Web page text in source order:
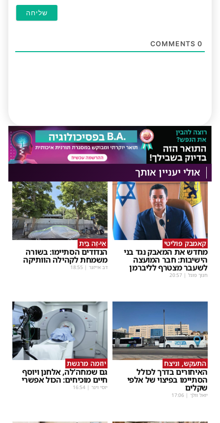
0
אולי יעניין אותך
קאמבק פוליטי
מחדש את המאבק נגד בני
הישיבות: חבר המועצה
לשעבר מצטרף לליברמן
חנוך פוגל |
20:57
אֵי-זֶה בַּיִת
הנדודים הסתיימו: בשורה
משמחת לקהילה הוותיקה
דב אייזנר |
18:55
התעקש, וניצח
האיחורים בדרך לכולל
הסתיימו בפיצוי של אלפי
שקלים
יואל וולך |
17:06
יוזמה מרגשת
גם שמחה'לה, אלחנן ויוסף
חיים מוכיחים: הכול אפשרי
יוסי וינר |
16:54